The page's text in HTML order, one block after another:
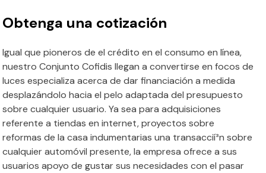
Obtenga una cotización
Igual que pioneros de el crédito en el consumo en línea,
nuestro Conjunto Cofidis llegan a convertirse en focos de
luces especializa acerca de dar financiación a medida
desplazándolo hacia el pelo adaptada del presupuesto
sobre cualquier usuario. Ya sea para adquisiciones
referente a tiendas en internet, proyectos sobre
reformas de la casa indumentarias una transaccií³n sobre
cualquier automóvil presente, la empresa ofrece a sus
usuarios apoyo de gustar sus necesidades con el pasar